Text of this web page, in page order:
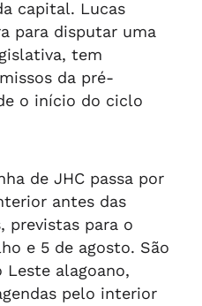
capital. Lucas
para disputar uma
tem
da pré-
o início do ciclo
de JHC passa por
antes das
previstas para o
e 5 de agosto. São
Leste alagoano,
pelo interior